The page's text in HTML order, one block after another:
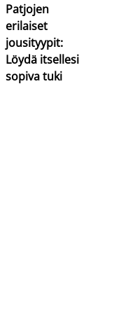
Patjojen
erilaiset
jousityypit:
Löydä itsellesi
sopiva tuki